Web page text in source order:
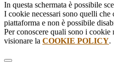
In questa schermata è possibile
I cookie necessari sono quelli
piattaforma e non è possibile
Per conoscere quali sono i cookie
visionare la COOKIE POLICY.